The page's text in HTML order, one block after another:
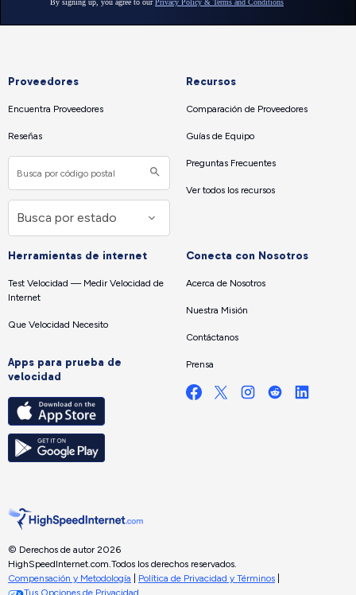
Proveedores
Encuentra Proveedores
Reseñas
Recursos
Comparación de Proveedores
Guías de Equipo
Preguntas Frecuentes
Ver todos los recursos
Herramientas de internet
Test Velocidad — Medir Velocidad de
Internet
Que Velocidad Necesito
Apps para prueba de
velocidad
Conecta con Nosotros
Acerca de Nosotros
Nuestra Misión
Contáctanos
Prensa
© Derechos de autor 2026
HighSpeedInternet.com. Todos los derechos reservados.
Compensación y Metodología
Política de Privacidad y Términos
Tus Opciones de Privacidad